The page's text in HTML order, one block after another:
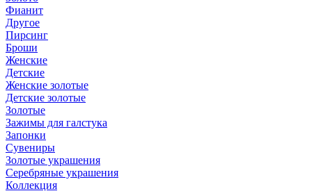
Фианит
Другое
Пирсинг
Броши
Женские
Детские
Женские золотые
Детские золотые
Золотые
Зажимы для галстука
Запонки
Сувениры
Золотые украшения
Серебряные украшения
Коллекция